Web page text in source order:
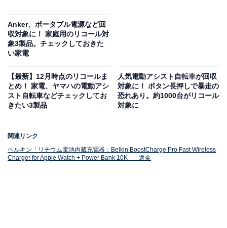
Anker、ポータブル電源など回
収対象に！ 家庭用のリコール対
象3製品。チェックしておきた
い家電
【最新】12月時点のリコールま
とめ！ 家電、ヤマハの電動アシ
スト自転車などチェックしてお
きたい3製品
人気電動アシスト自転車が回収
対象に！ ボタン長押しで暴走の
恐れあり。約1000台がリコール
対象に
関連リンク
ベルキン「リチウム電池内蔵充電器：Belkin BoostCharge Pro Fast Wireless
Charger for Apple Watch + Power Bank 10K」 - 返金